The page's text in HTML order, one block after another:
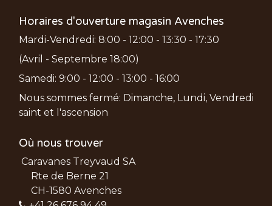
Horaires d'ouverture magasin Avenches
Mardi-Vendredi: 8:00 - 12:00 - 13:30 - 17:30
(Avril - Septembre 18:00)
Samedi: 9:00 - 12:00 - 13:00 - 16:00
Nous sommes fermé: Dimanche, Lundi, Vendredi
saint et l'ascension
Où nous trouver
Caravanes Treyvaud SA
Rte de Berne 21
CH-1580 Avenches